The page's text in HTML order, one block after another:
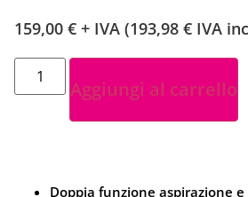
159,00 € + IVA (193,98 € IVA
Aggiungi al carrello
Doppia funzione aspirazione